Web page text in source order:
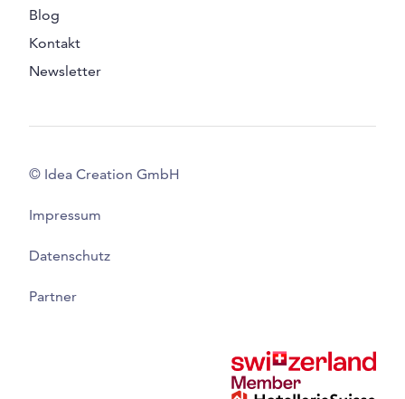
Blog
Kontakt
Newsletter
© Idea Creation GmbH
Impressum
Datenschutz
Partner